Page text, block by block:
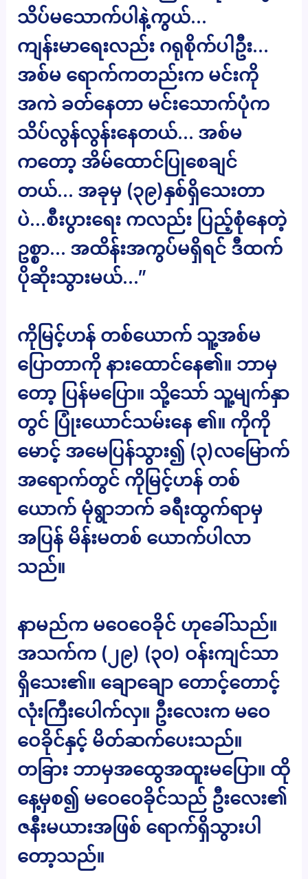
သိပ်မသောက်ပါနဲ့ကွယ်…
ကျန်းမာရေးလည်း ဂရုစိုက်ပါဦး…
အစ်မ ရောက်ကတည်းက မင်းကို
အကဲ ခတ်နေတာ မင်းသောက်ပုံက
သိပ်လွန်လွန်းနေတယ်… အစ်မ
ကတော့ အိမ်ထောင်ပြုစေချင်
တယ်… အခုမှ (၃၉)နှစ်ရှိသေးတာ
ပဲ…စီးပွားရေး ကလည်း ပြည့်စုံနေတဲ့
ဥစ္စာ… အထိန်းအကွပ်မရှိရင် ဒီထက်
ပိုဆိုးသွားမယ်…”
ကိုမြင့်ဟန် တစ်ယောက် သူ့အစ်မ
ပြောတာကို နားထောင်နေ၏။ ဘာမှ
တော့ ပြန်မပြော။ သို့သော် သူ့မျက်နှာ
တွင် ပြုံးယောင်သမ်းနေ ၏။ ကိုကို
မောင့် အမေပြန်သွား၍ (၃)လမြောက်
အရောက်တွင် ကိုမြင့်ဟန် တစ်
ယောက် မုံရွာဘက် ခရီးထွက်ရာမှ
အပြန် မိန်းမတစ် ယောက်ပါလာ
သည်။
နာမည်က မဝေဝေခိုင် ဟုခေါ်သည်။
အသက်က (၂၉) (၃၀) ဝန်းကျင်သာ
ရှိသေး၏။ ချောချော တောင့်တောင့်
လုံးကြီးပေါက်လှ။ ဦးလေးက မဝေ
ဝေခိုင်နှင့် မိတ်ဆက်ပေးသည်။
တခြား ဘာမှအထွေအထူးမပြော။ ထို
နေ့မှစ၍ မဝေဝေခိုင်သည် ဦးလေး၏
ဇနီးမယားအဖြစ် ရောက်ရှိသွားပါ
တော့သည်။